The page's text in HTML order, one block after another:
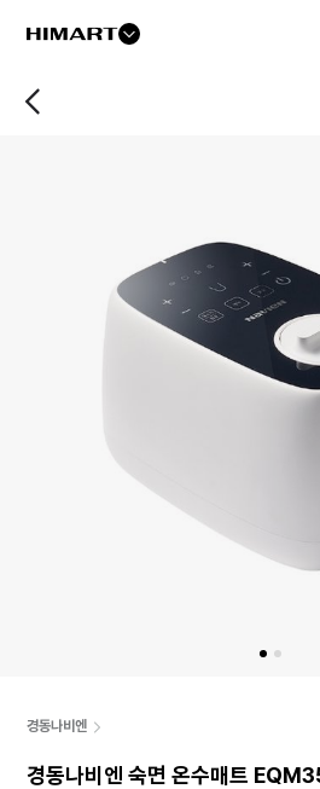
경동나비엔
경동나비엔 숙면 온수매트